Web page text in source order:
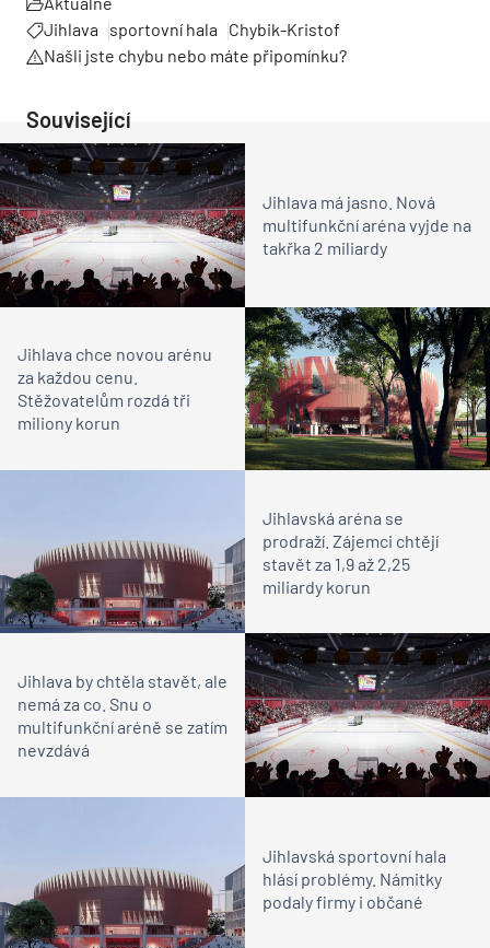
Jihlava
sportovní hala
Chybik-Kristof
Našli jste chybu nebo máte připomínku?
Související
Jihlava má jasno. Nová
multifunkční aréna vyjde na
takřka 2 miliardy
Jihlava chce novou arénu
za každou cenu.
Stěžovatelům rozdá tři
miliony korun
Jihlavská aréna se
prodraží. Zájemci chtějí
stavět za 1,9 až 2,25
miliardy korun
Jihlava by chtěla stavět, ale
nemá za co. Snu o
multifunkční aréně se zatím
nevzdává
Jihlavská sportovní hala
hlásí problémy. Námitky
podaly firmy i občané